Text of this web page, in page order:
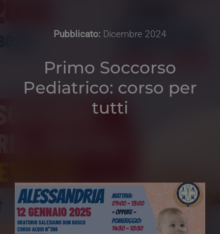
Contatti
Pubblicato: Dicembre 2024
Primo Soccorso
Pediatrico: corso per
tutti